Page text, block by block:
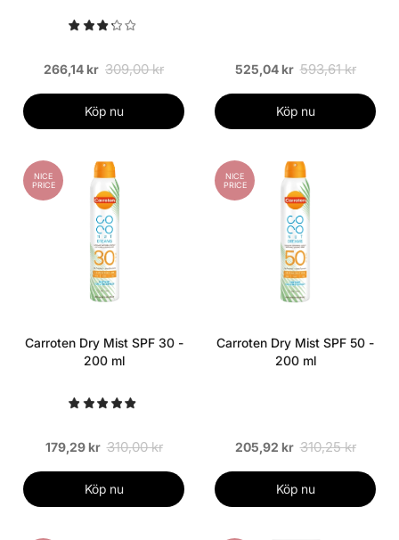
266,14 kr 309,00 kr
Köp nu
525,04 kr 593,61 kr
Köp nu
NICE
PRICE
Carroten Dry Mist SPF 30 -
200 ml
179,29 kr 310,00 kr
Köp nu
NICE
PRICE
Carroten Dry Mist SPF 50 -
200 ml
205,92 kr 310,25 kr
Köp nu